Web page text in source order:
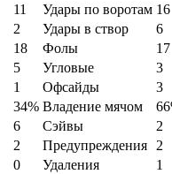
11 Удары по воротам 16
2
Удары в створ
6
18
Фолы
17
5
Угловые
3
1
Офсайды
3
34% Владение мячом
6
Cэйвы
2
2
Предупреждения
2
0
Удаления 1